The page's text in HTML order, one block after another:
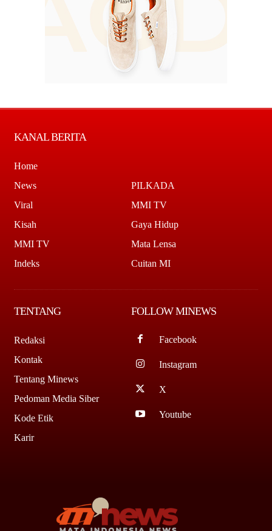
KANAL BERITA
Home
News
Viral
Kisah
MMI TV
Indeks
PILKADA
MMI TV
Gaya Hidup
Mata Lensa
Cuitan MI
TENTANG
Redaksi
Kontak
Tentang Minews
Pedoman Media Siber
Kode Etik
Karir
FOLLOW MINEWS
Facebook
Instagram
X
Youtube